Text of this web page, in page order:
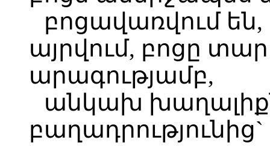
բոցավառվում
այրվում, բոցը
արագությամբ,
անկախ